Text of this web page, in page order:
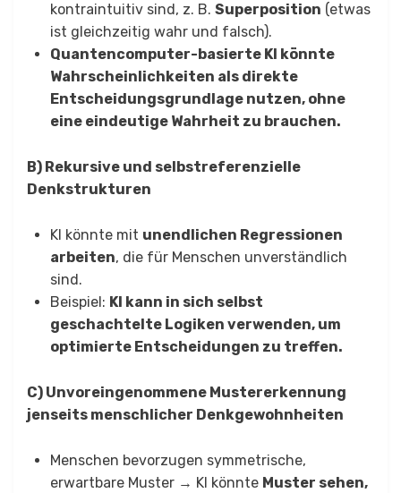
kontraintuitiv sind, z. B. Superposition (etwas
ist gleichzeitig wahr und falsch).
Quantencomputer-basierte KI könnte
Wahrscheinlichkeiten als direkte
Entscheidungsgrundlage nutzen, ohne
eine eindeutige Wahrheit zu brauchen.
B) Rekursive und selbstreferenzielle
Denkstrukturen
KI könnte mit unendlichen Regressionen
arbeiten, die für Menschen unverständlich
sind.
Beispiel: KI kann in sich selbst
geschachtelte Logiken verwenden, um
optimierte Entscheidungen zu treffen.
C) Unvoreingenommene Mustererkennung
jenseits menschlicher Denkgewohnheiten
Menschen bevorzugen symmetrische,
erwartbare Muster → KI könnte Muster sehen,